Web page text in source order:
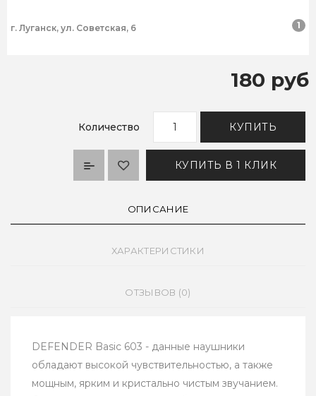
г. Луганск, ул. Советская, 6 1
180 руб
Количество КУПИТЬ
КУПИТЬ В 1 КЛИК
ОПИСАНИЕ
ХАРАКТЕРИСТИКИ
ОТЗЫВОВ (0)
DEFENDER Basic 603 - данные наушники
обладают высокой чувствительностью, а также
мощным, ярким и кристально чистым звучанием.